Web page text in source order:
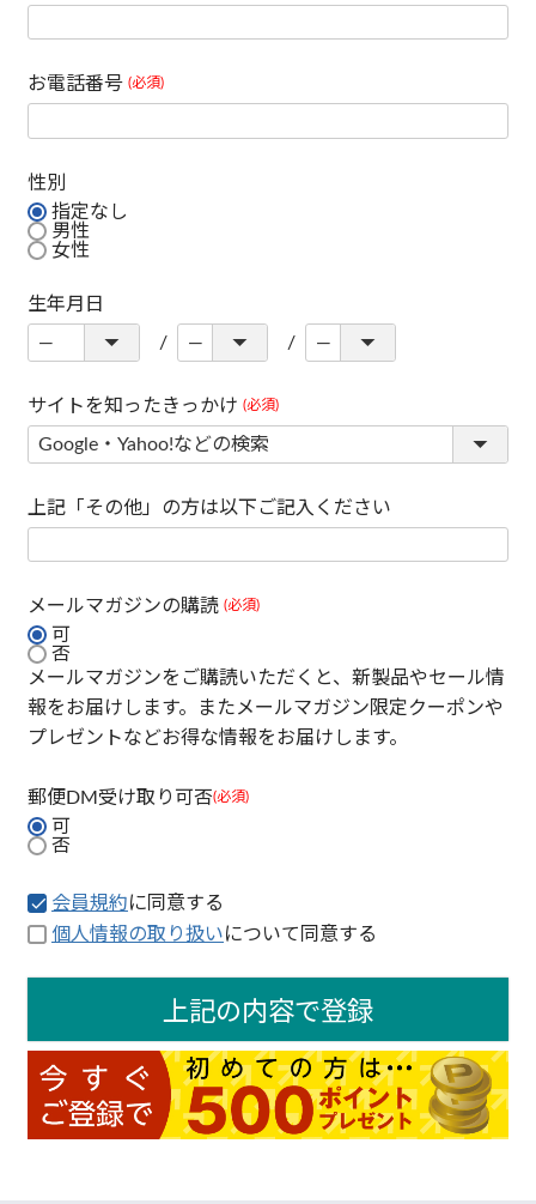
お電話番号 (必須)
性別
指定なし
男性
女性
生年月日
サイトを知ったきっかけ (必須)
上記「その他」の方は以下ご記入ください
メールマガジンの購読 (必須)
可
否
メールマガジンをご購読いただくと、新製品やセール情
報をお届けします。またメールマガジン限定クーポンや
プレゼントなどお得な情報をお届けします。
郵便DM受け取り可否(必須)
可
否
会員規約に同意する
個人情報の取り扱いについて同意する
上記の内容で登録